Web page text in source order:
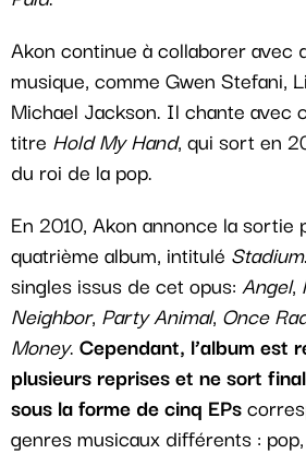
Akon continue à collaborer avec
musique, comme Gwen Stefani,
Michael Jackson. Il chante avec
titre Hold My Hand, qui sort en
du roi de la pop.
En 2010, Akon annonce la sortie
quatrième album, intitulé Stadium
singles issus de cet opus: Angel,
Neighbor, Party Animal, Once
Money. Cependant, l’album est
plusieurs reprises et ne sort
sous la forme de cinq EPs
genres musicaux différents :